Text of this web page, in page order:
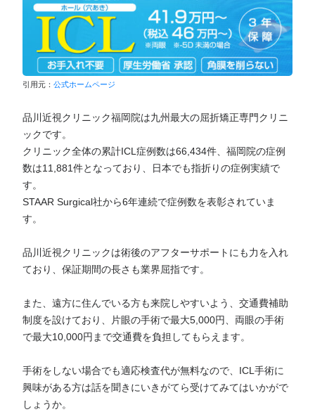
引用元： 公式ホームページ
品川近視クリニック福岡院は九州最大の屈折矯正専門クリニ
ックです。
クリニック全体の累計ICL症例数は66,434件、福岡院の症例
数は11,881件となっており、日本でも指折りの症例実績で
す。
STAAR Surgical社から6年連続で症例数を表彰されていま
す。
品川近視クリニックは術後のアフターサポートにも力を入れ
ており、保証期間の長さも業界屈指です。
また、遠方に住んでいる方も来院しやすいよう、交通費補助
制度を設けており、片眼の手術で最大5,000円、両眼の手術
で最大10,000円まで交通費を負担してもらえます。
手術をしない場合でも適応検査代が無料なので、ICL手術に
興味がある方は話を聞きにいきがてら受けてみてはいかがで
しょうか。